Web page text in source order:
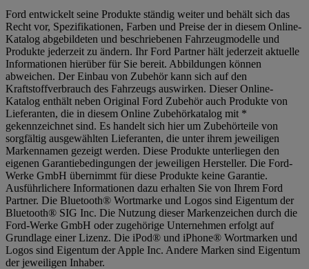
Ford entwickelt seine Produkte ständig weiter und behält sich das
Recht vor, Spezifikationen, Farben und Preise der in diesem Online-
Katalog abgebildeten und beschriebenen Fahrzeugmodelle und
Produkte jederzeit zu ändern. Ihr Ford Partner hält jederzeit aktuelle
Informationen hierüber für Sie bereit. Abbildungen können
abweichen. Der Einbau von Zubehör kann sich auf den
Kraftstoffverbrauch des Fahrzeugs auswirken. Dieser Online-
Katalog enthält neben Original Ford Zubehör auch Produkte von
Lieferanten, die in diesem Online Zubehörkatalog mit *
gekennzeichnet sind. Es handelt sich hier um Zubehörteile von
sorgfältig ausgewählten Lieferanten, die unter ihrem jeweiligen
Markennamen gezeigt werden. Diese Produkte unterliegen den
eigenen Garantiebedingungen der jeweiligen Hersteller. Die Ford-
Werke GmbH übernimmt für diese Produkte keine Garantie.
Ausführlichere Informationen dazu erhalten Sie von Ihrem Ford
Partner. Die Bluetooth® Wortmarke und Logos sind Eigentum der
Bluetooth® SIG Inc. Die Nutzung dieser Markenzeichen durch die
Ford-Werke GmbH oder zugehörige Unternehmen erfolgt auf
Grundlage einer Lizenz. Die iPod® und iPhone® Wortmarken und
Logos sind Eigentum der Apple Inc. Andere Marken sind Eigentum
der jeweiligen Inhaber.